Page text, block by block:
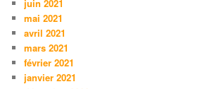
juin 2021
mai 2021
avril 2021
mars 2021
février 2021
janvier 2021